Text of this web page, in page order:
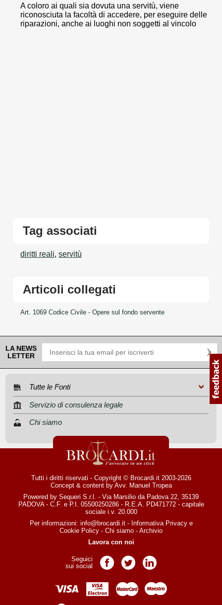
A coloro ai quali sia dovuta una servitù, viene
riconosciuta la facoltà di accedere, per eseguire delle
riparazioni, anche ai luoghi non soggetti al vincolo
Tag associati
diritti reali, servitù
Articoli collegati
Art. 1069 Codice Civile - Opere sul fondo servente
LA NEWS
LETTER
Tutte le Fonti
Servizio di consulenza legale
Chi siamo
Tutti i diritti riservati - Copyright © Brocardi.it 2003-2026
Concept & content by Avv. Manuel Tropea
Powered by Sequeri S.r.l. - Via Marsilio da Padova 22, 35139
PADOVA - C.F. e P.I. 05500250286 - R.E.A. PD471772 - capitale
sociale i.v. 20.000
Per informazioni: info@brocardi.it- Informativa Privacye
Cookie Policy - Chi siamo - Archivio
Lavora con noi
Seguici
sui social
Pagina Facebook
Pagina TwitterPagina LinkedIn